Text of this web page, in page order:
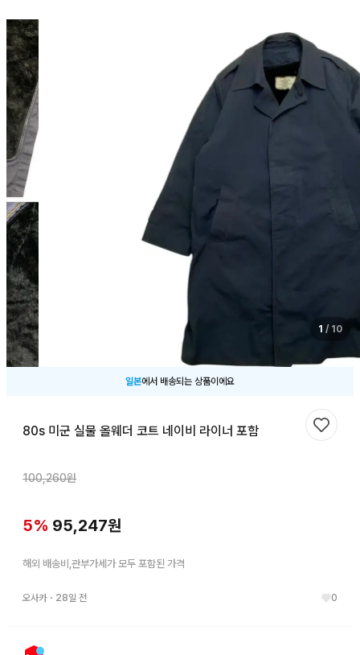
1 / 10
일본에서 배송되는 상품이에요
80s 미군 실물 올웨더 코트 네이비 라이너 포함
100,260원
5% 95,247원
해외 배송비,관부가세가 모두 포함된 가격
오사카・ 28일 전 0
찜하기